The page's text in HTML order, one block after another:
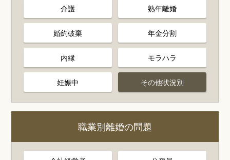
介護 熟年離婚
婚約破棄 年金分割
内縁 モラハラ
妊娠中 その他状況別
職業別離婚の問題